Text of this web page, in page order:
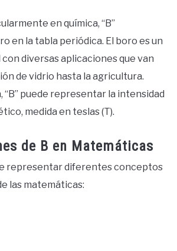
en química, “B”
en la tabla periódica. El boro es un
diversas aplicaciones que van
de vidrio hasta la agricultura.
“B” puede representar la intensidad
medida en teslas (T).
de B en Matemáticas
representar diferentes conceptos
las matemáticas: